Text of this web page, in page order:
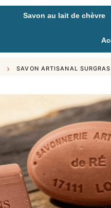
Savon au lait de chèvre
SAVON ARTISANAL